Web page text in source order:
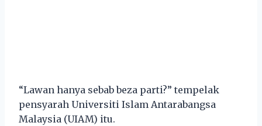
“Lawan hanya sebab beza parti?” tempelak
pensyarah Universiti Islam Antarabangsa
Malaysia (UIAM) itu.